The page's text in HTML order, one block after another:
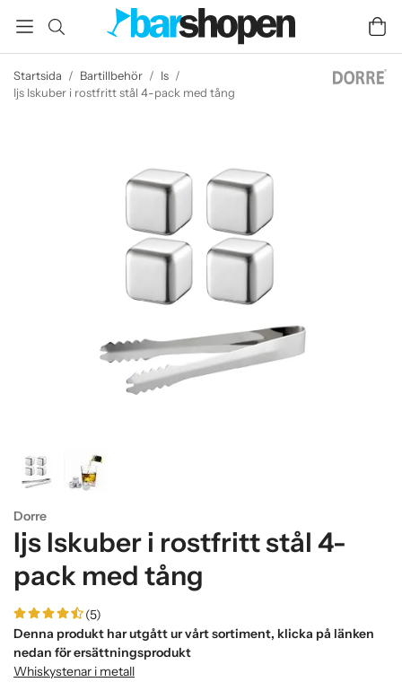
Startsida / Bartillbehör / Is /
Ijs Iskuber i rostfritt stål 4-pack med tång
Dorre
Ijs Iskuber i rostfritt stål 4-
pack med tång
(5)
Denna produkt har utgått ur vårt sortiment, klicka på länken
nedan för ersättningsprodukt
Whiskystenar i metall